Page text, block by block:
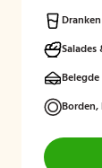
dag.
Dranken